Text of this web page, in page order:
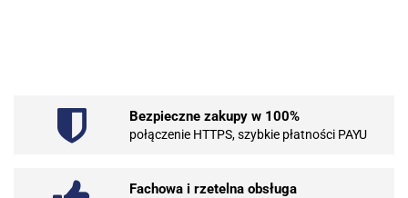
101 INC
Bezpieczne zakupy w 100%
połączenie HTTPS, szybkie płatności PAYU
Fachowa i rzetelna obsługa